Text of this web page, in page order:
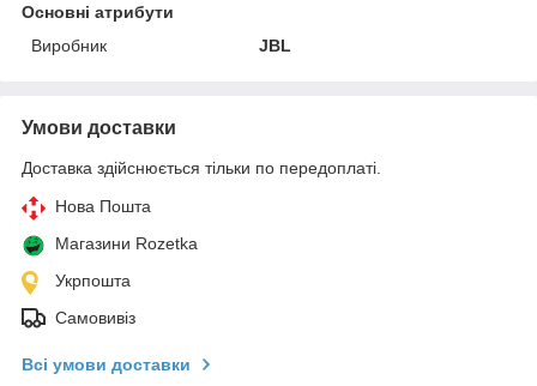
Основні атрибути
Виробник
JBL
Умови доставки
Доставка здійснюється тільки по передоплаті.
Нова Пошта
Магазини Rozetka
Укрпошта
Самовивіз
Всі умови доставки